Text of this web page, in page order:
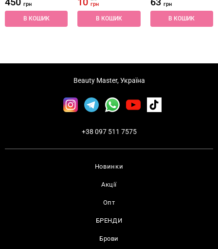
грн
В КОШИК
грн
В КОШИК
грн
В КОШИК
Новинки
Акції
Опт
БРЕНДИ
Брови
Beauty Master, Україна
+38 097 511 7575